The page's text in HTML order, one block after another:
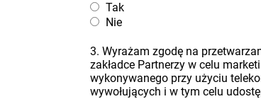
Tak
Nie
3. Wyrażam zgodę na
zakładce Partnerzy w celu
wykonywanego przy użyciu
wywołujących i w tym celu